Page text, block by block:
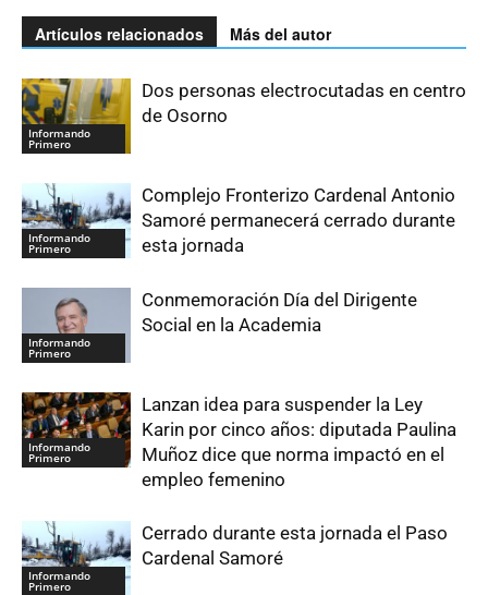
Artículos relacionados Más del autor
Informando
Primero
Dos personas electrocutadas en centro
de Osorno
Informando
Primero
Complejo Fronterizo Cardenal Antonio
Samoré permanecerá cerrado durante
esta jornada
Informando
Primero
Conmemoración Día del Dirigente
Social en la Academia
Informando
Primero
Lanzan idea para suspender la Ley
Karin por cinco años: diputada Paulina
Muñoz dice que norma impactó en el
empleo femenino
Informando
Primero
Cerrado durante esta jornada el Paso
Cardenal Samoré